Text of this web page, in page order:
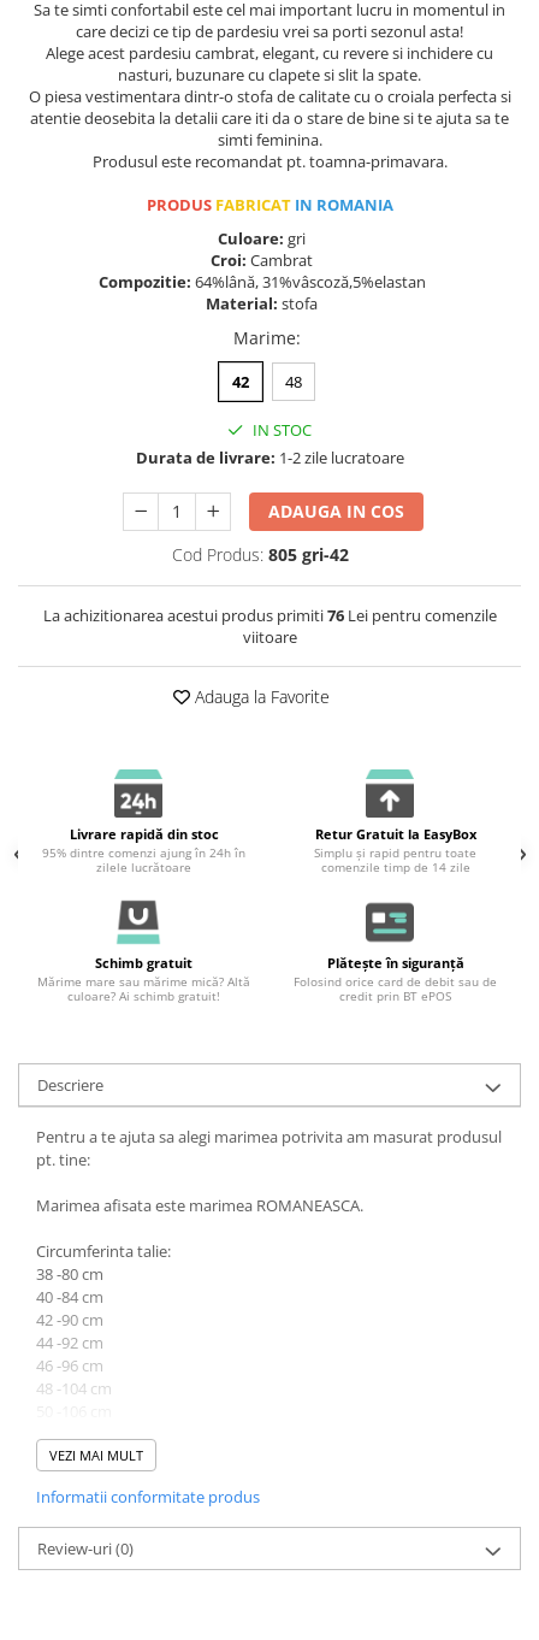
Sa te simti confortabil este cel mai important lucru in momentul in
care decizi ce tip de pardesiu vrei sa porti sezonul asta!
Alege acest pardesiu cambrat, elegant, cu revere si inchidere cu
nasturi, buzunare cu clapete si slit la spate.
O piesa vestimentara dintr-o stofa de calitate cu o croiala perfecta si
atentie deosebita la detalii care iti da o stare de bine si te ajuta sa te
simti feminina.
Produsul este recomandat pt. toamna-primavara.
PRODUSFABRICAT IN ROMANIA
Culoare: gri
Croi: Cambrat
Compozitie: 64%lână, 31%vâscoză,5%elastan
Material: stofa
Marime:
42 48
IN STOC
Durata de livrare: 1-2 zile lucratoare
ADAUGA IN COS
Cod Produs: 805 gri-42
La achizitionarea acestui produs primiti76Lei pentru comenzile
viitoare
Adauga la Favorite
Livrare rapidă din stoc
95% dintre comenzi ajung în 24h în
zilele lucrătoare
Retur Gratuit la EasyBox
Simplu și rapid pentru toate
comenzile timp de 14 zile
Schimb gratuit
Mărime mare sau mărime mică? Altă
culoare? Ai schimb gratuit!
Plătește în siguranță
Folosind orice card de debit sau de
credit prin BT ePOS
Descriere
Pentru a te ajuta sa alegi marimea potrivita am masurat produsul
pt. tine:
Marimea afisata este marimea ROMANEASCA.
Circumferinta talie:
38 -80 cm
40 -84 cm
42 -90 cm
44 -92 cm
46 -96 cm
48 -104 cm
52 -112 cm
deschide la piept cat este necesar.
Lungime produsului variaza intre 95 cm (la 38) si 98 cm (la 52).
VEZI MAI MULT
Informatii conformitate produs
Review-uri(0)